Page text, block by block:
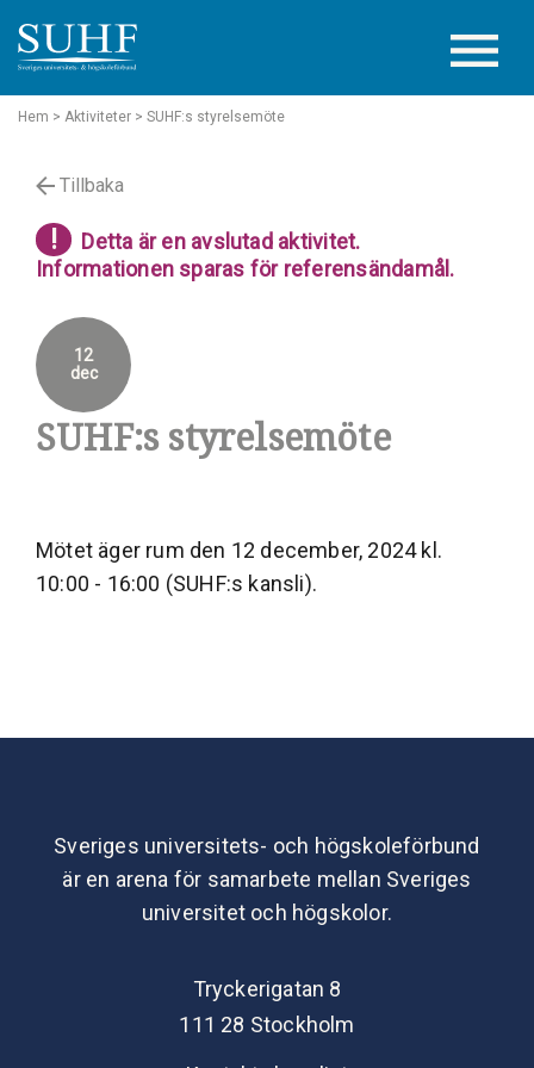
Hem > Aktiviteter > SUHF:s styrelsemöte
Tillbaka
!
Detta är en avslutad aktivitet.
Informationen sparas för referensändamål.
SUHF:s styrelsemöte
12
dec
Mötet äger rum den 12 december, 2024 kl.
10:00 - 16:00 (SUHF:s kansli).
Sveriges universitets- och högskoleförbund
är en arena för samarbete mellan Sveriges
universitet och högskolor.
Tryckerigatan 8
111 28 Stockholm